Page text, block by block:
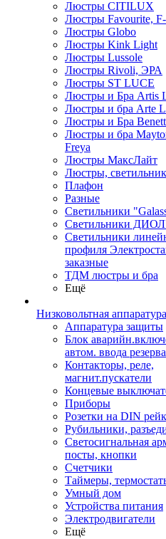
Люстры CITILUX
Люстры Favourite,
Люстры Globo
Люстры Kink Light
Люстры Lussole
Люстры Rivoli, ЭРА
Люстры ST LUCE
Люстры и Бра Artis
Люстры и бра Arte
Люстры и Бра
Люстры и бра
Freya
Люстры МаксЛайт
Люстры,
Плафон
Разные
Светильники
Светильники
Светильники
профиля
заказные
ТДМ люстры и бра
Ещё
Низковольтная аппаратура
Аппаратура защиты
Блок
автом. ввода резерва
Контакторы, реле,
магнит.пускатели
Концевые
Приборы
Розетки на DIN
Рубильники,
Светосигнальная
посты, кнопки
Счетчики
Таймеры,
Умный дом
Устройства питания
Электродвигатели
Ещё